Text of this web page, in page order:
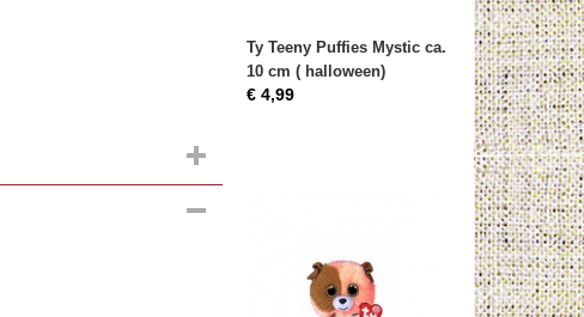
Ty Teeny Puffies Mystic ca.
10 cm ( halloween)
€ 4,99